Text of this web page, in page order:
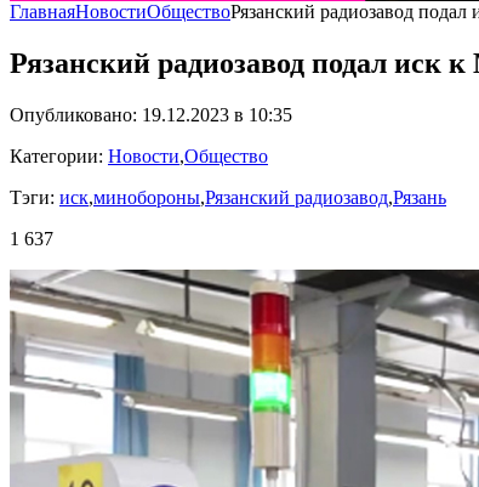
ГлавнаяНовостиОбществоРязанский радиозавод
Рязанский радиозавод подал иск
Опубликовано: 19.12.2023 в 10:35
Категории: Новости,Общество
Тэги: иск,минобороны,Рязанский радиозавод,Рязань
1 637